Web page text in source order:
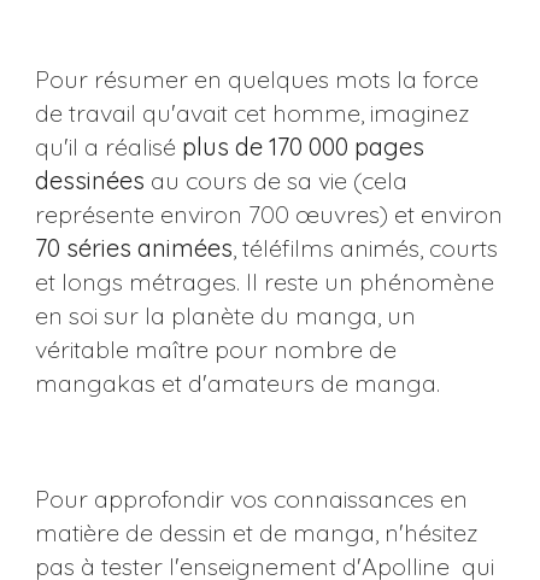
Pour résumer en quelques mots la force
de travail qu'avait cet homme, imaginez
qu'il a réalisé plus de 170 000 pages
dessinées au cours de sa vie (cela
représente environ 700 œuvres) et environ
70 séries animées , téléfilms animés, courts
et longs métrages. Il reste un phénomène
en soi sur la planète du manga, un
véritable maître pour nombre de
mangakas et d'amateurs de manga.
Pour approfondir vos connaissances en
matière de dessin et de manga, n'hésitez
pas à tester l'enseignement d'Apolline qui